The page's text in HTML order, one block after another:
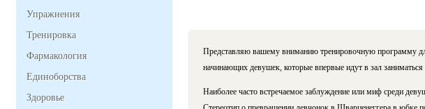
Упражнения
Тренировка
Фармакология
Единоборства
Здоровье
Представляю вашему вниманию тренировочную программу
начинающих девушек, которые впервые идут в зал
Наиболее часто встречаемое заблуждение или миф среди